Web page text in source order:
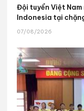
Đội tuyển Việt Nam
Indonesia tại
07/08/2026